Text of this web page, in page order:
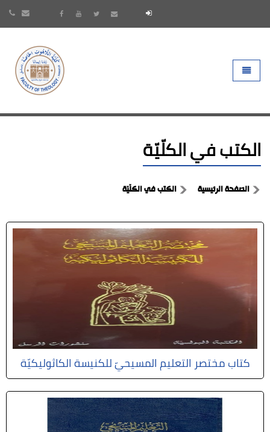
Toggle
الكتب في الكلّيّة
الصفحة الرئيسية الكتب في الكلّيّة
كتاب مختصر التعليم المسيحيّ للكنيسة الكاثوليكيّة